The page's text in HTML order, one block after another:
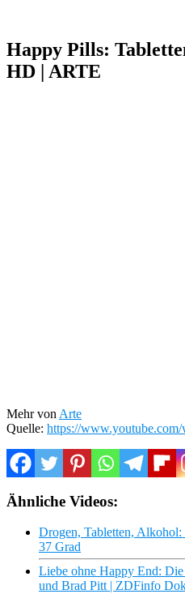
Happy Pills:
HD | ARTE
Mehr von Arte
Quelle: https://
Ähnliche Videos:
Drogen, Tabletten,
37 Grad
Liebe ohne Happy End:
und Brad Pitt | ZDFinfo